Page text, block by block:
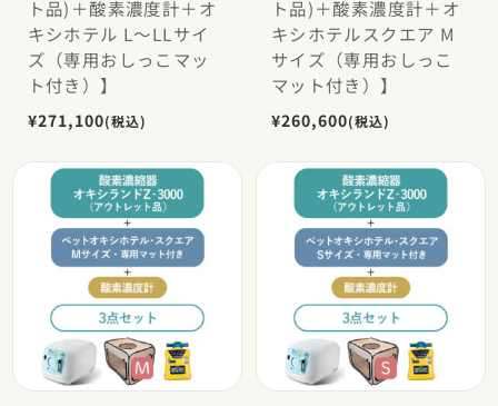
ト品)＋酸素濃度計＋オ
キシホテル L〜LLサイ
ズ（専用おしっこマッ
ト付き）】
¥271,100(税込)
ト品)＋酸素濃度計＋オ
キシホテルスクエア M
サイズ（専用おしっこ
マット付き）】
¥260,600(税込)